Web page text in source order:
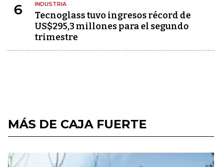
6 INDUSTRIA
Tecnoglass tuvo ingresos récord de
US$295,3 millones para el segundo
trimestre
MÁS DE CAJA FUERTE